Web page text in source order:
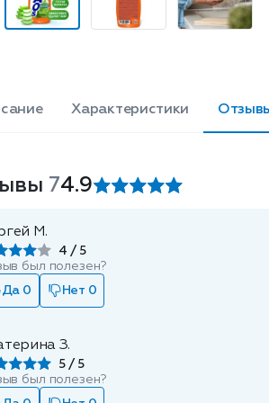
Характеристики
74.9
М.
4
был полезен?
Да 0
Нет 0
З.
5
был полезен?